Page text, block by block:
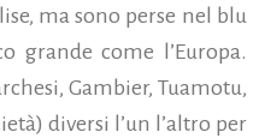
ma sono perse nel blu
grande come l’Europa.
Gambier, Tuamotu,
diversi l’un l’altro per